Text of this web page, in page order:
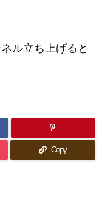
ル立ち上げると
Copy